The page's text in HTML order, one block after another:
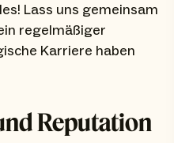
Lass uns gemeinsam
regelmäßiger
Karriere haben
Reputation